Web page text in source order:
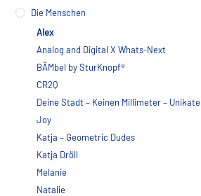
Die Menschen
Alex
Analog and Digital X Whats-Next
BÄMbel by SturKnopf®
CR2Q
Deine Stadt – Keinen Millimeter – Unikate
Joy
Katja – Geometric Dudes
Katja Dröll
Melanie
Natalie